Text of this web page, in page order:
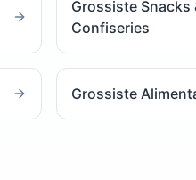
Grossiste Snacks
Confiseries
Grossiste